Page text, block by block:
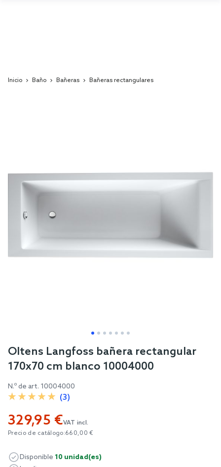
Inicio Baño Bañeras Bañeras rectangulares
the
images
Skip
to
beginning
of
images
gallery
Oltens Langfoss bañera rectangular
170x70 cm blanco 10004000
N.º de art. 10004000
(3)
329,95 €VAT incl.
Precio de catálogo:660,00 €
Disponible 10 unidad(es)